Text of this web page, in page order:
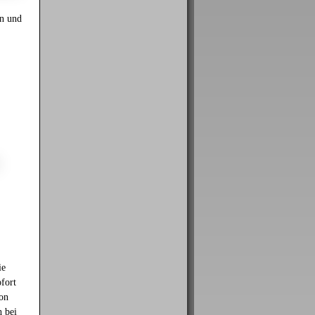
und
bei